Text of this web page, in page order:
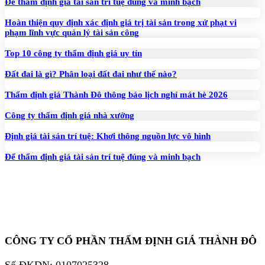
Hoàn thiện quy định xác định giá trị tài sản trong xử phạt vi
phạm lĩnh vực quản lý tài sản công
Top 10 công ty thẩm định giá uy tín
Đất đai là gì? Phân loại đất đai như thế nào?
Thẩm định giá Thành Đô thông báo lịch nghỉ mát hè 2026
Công ty thẩm định giá nhà xưởng
Định giá tài sản trí tuệ: Khơi thông nguồn lực vô hình
Để thẩm định giá tài sản trí tuệ đúng và minh bạch
CÔNG TY CỔ PHẦN THẨM ĐỊNH GIÁ THÀNH ĐÔ